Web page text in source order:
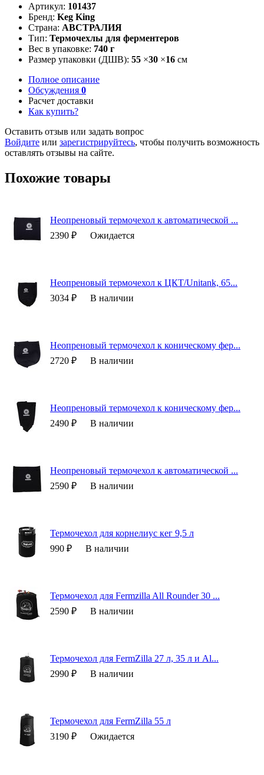
Артикул: 101437
Бренд: Keg King
Страна: АВСТРАЛИЯ
Тип: Термочехлы для ферментеров
Вес в упаковке: 740 г
Размер упаковки (ДШВ): 55 ×30 ×16 см
Полное описание
Обсуждения 0
Расчет доставки
Как купить?
Оставить отзыв или задать вопрос
Войдите или зарегистрируйтесь, чтобы получить возможность
оставлять отзывы на сайте.
Похожие товары
Неопреновый термочехол к автоматической ...
2390 ₽
Ожидается
Неопреновый термочехол к ЦКТ/Unitank, 65...
3034 ₽
В наличии
Неопреновый термочехол к коническому фер...
2720 ₽
В наличии
Неопреновый термочехол к коническому фер...
2490 ₽
В наличии
Неопреновый термочехол к автоматической ...
2590 ₽
В наличии
Термочехол для корнелиус кег 9,5 л
990 ₽
В наличии
Термочехол для Fermzilla All Rounder 30 ...
2590 ₽
В наличии
Термочехол для FermZilla 27 л, 35 л и Al...
2990 ₽
В наличии
Термочехол для FermZilla 55 л
3190 ₽
Ожидается